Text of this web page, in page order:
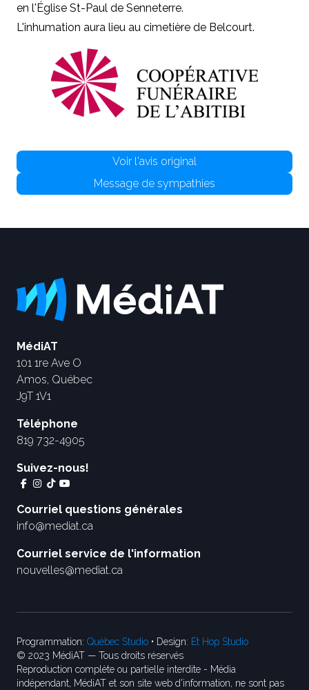
en l'Église St-Paul de Senneterre.
L'inhumation aura lieu au cimetière de Belcourt.
Voir l'avis original
Message de sympathies
MédiAT
101 1re Ave O
Amos, Québec
J9T 1V1
Téléphone
819 732-4905
Suivez-nous!
Courriel questions générales
info@mediat.ca
Courriel service de l'information
nouvelles@mediat.ca
Programmation: Québec Studio • Design: Et Hop Studio
© 2023 MédiAT — Tous droits réservés
Reproduction complète ou partielle interdite - Média
indépendant, MédiAT et son site web d'information, ne sont pas